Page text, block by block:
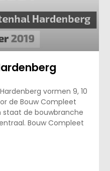
vormen 9, 10
de Bouw Compleet
staat de bouwbranche
Bouw Compleet